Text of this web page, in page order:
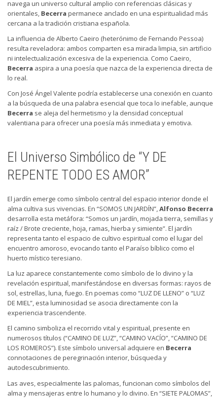
navega un universo cultural amplio con referencias clásicas y
orientales, Becerra permanece anclado en una espiritualidad más
cercana a la tradición cristiana española.
La influencia de Alberto Caeiro (heterónimo de Fernando Pessoa)
resulta reveladora: ambos comparten esa mirada limpia, sin artificio
ni intelectualización excesiva de la experiencia. Como Caeiro,
Becerra aspira a una poesía que nazca de la experiencia directa de
lo real.
Con José Ángel Valente podría establecerse una conexión en cuanto
a la búsqueda de una palabra esencial que toca lo inefable, aunque
Becerra se aleja del hermetismo y la densidad conceptual
valentiana para ofrecer una poesía más inmediata y emotiva.
El Universo Simbólico de “Y DE
REPENTE TODO ES AMOR”
El jardín emerge como símbolo central del espacio interior donde el
alma cultiva sus vivencias. En “SOMOS UN JARDÍN”,Alfonso Becerra
desarrolla esta metáfora: “Somos un jardín, mojada tierra, semillas y
raíz / Brote creciente, hoja, ramas, hierba y simiente”. El jardín
representa tanto el espacio de cultivo espiritual como el lugar del
encuentro amoroso, evocando tanto el Paraíso bíblico como el
huerto místico teresiano.
La luz aparece constantemente como símbolo de lo divino y la
revelación espiritual, manifestándose en diversas formas: rayos de
sol, estrellas, luna, fuego. En poemas como “LUZ DE LLENO” o “LUZ
DE MIEL”, esta luminosidad se asocia directamente con la
experiencia trascendente.
El camino simboliza el recorrido vital y espiritual, presente en
numerosos títulos (“CAMINO DE LUZ”, “CAMINO VACÍO”, “CAMINO DE
LOS ROMEROS”). Este símbolo universal adquiere en Becerra
connotaciones de peregrinación interior, búsqueda y
autodescubrimiento.
Las aves, especialmente las palomas, funcionan como símbolos del
alma y mensajeras entre lo humano y lo divino. En “SIETE PALOMAS”,